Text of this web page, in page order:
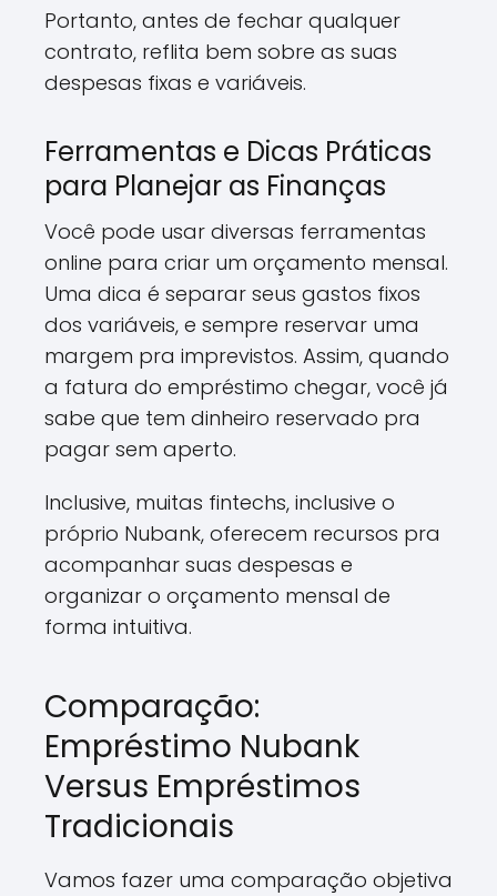
Portanto, antes de fechar qualquer
contrato, reflita bem sobre as suas
despesas fixas e variáveis.
Ferramentas e Dicas Práticas
para Planejar as Finanças
Você pode usar diversas ferramentas
online para criar um orçamento mensal.
Uma dica é separar seus gastos fixos
dos variáveis, e sempre reservar uma
margem pra imprevistos. Assim, quando
a fatura do empréstimo chegar, você já
sabe que tem dinheiro reservado pra
pagar sem aperto.
Inclusive, muitas fintechs, inclusive o
próprio Nubank, oferecem recursos pra
acompanhar suas despesas e
organizar o orçamento mensal de
forma intuitiva.
Comparação:
Empréstimo Nubank
Versus Empréstimos
Tradicionais
Vamos fazer uma comparação objetiva